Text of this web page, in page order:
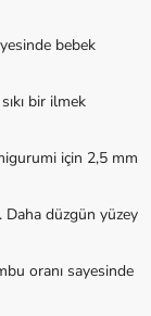
bebek
bir ilmek
için 2,5 mm
Daha düzgün yüzey
oranı sayesinde